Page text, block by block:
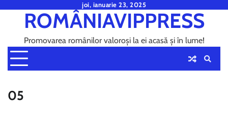
content
joi, ianuarie 23, 2025
ROMÂNIAVIPPRESS
Promovarea românilor valoroși la ei acasă și în lume!
05